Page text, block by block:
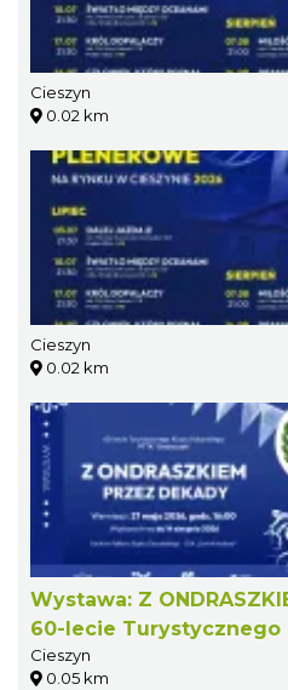
Cieszyn
0.02 km
Cieszyn
0.02 km
Wystawa: Z
60-lecie Turystycznego
PTTK "Ondraszek"
Cieszyn
0.05 km